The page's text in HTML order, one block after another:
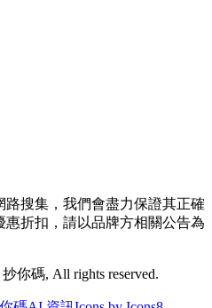
搜集，我們會盡力保證其正確
折扣，請以品牌方相關公告為
你碼, All rights reserved.